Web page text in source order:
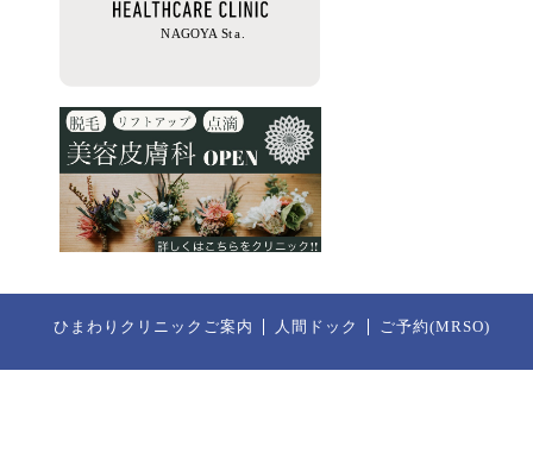
ひまわりクリニックご案内 人間ドック ご予約(MRSO)